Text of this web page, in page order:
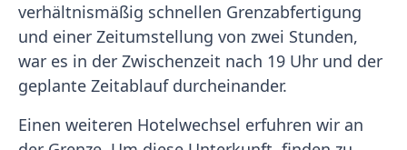
verhältnismäßig schnellen Grenzabfertigung
und einer Zeitumstellung von zwei Stunden,
war es in der Zwischenzeit nach 19 Uhr und der
geplante Zeitablauf durcheinander.
Einen weiteren Hotelwechsel erfuhren wir an